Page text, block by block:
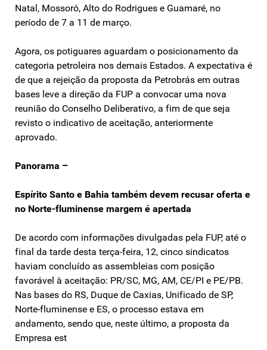
Natal, Mossoró, Alto do Rodrigues e Guamaré, no
período de 7 a 11 de março.
Agora, os potiguares aguardam o posicionamento da
categoria petroleira nos demais Estados. A expectativa é
de que a rejeição da proposta da Petrobrás em outras
bases leve a direção da FUP a convocar uma nova
reunião do Conselho Deliberativo, a fim de que seja
revisto o indicativo de aceitação, anteriormente
aprovado.
Panorama –
Espírito Santo e Bahia também devem recusar oferta e
no Norte-fluminense margem é apertada
De acordo com informações divulgadas pela FUP, até o
final da tarde desta terça-feira, 12, cinco sindicatos
haviam concluído as assembleias com posição
favorável à aceitação: PR/SC, MG, AM, CE/PI e PE/PB.
Nas bases do RS, Duque de Caxias, Unificado de SP,
Norte-fluminense e ES, o processo estava em
andamento, sendo que, neste último, a proposta da
Empresa est